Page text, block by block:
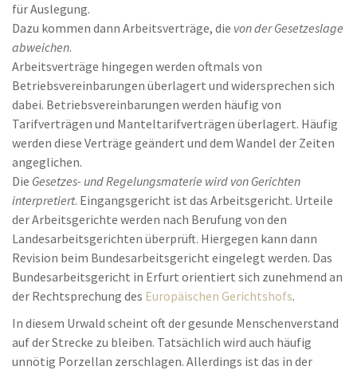
für Auslegung.
Dazu kommen dann Arbeitsverträge, die von der Gesetzeslage
abweichen.
Arbeitsverträge hingegen werden oftmals von
Betriebsvereinbarungen überlagert und widersprechen sich
dabei. Betriebsvereinbarungen werden häufig von
Tarifverträgen und Manteltarifverträgen überlagert. Häufig
werden diese Verträge geändert und dem Wandel der Zeiten
angeglichen.
Die Gesetzes- und Regelungsmaterie wird von Gerichten
interpretiert. Eingangsgericht ist das Arbeitsgericht. Urteile
der Arbeitsgerichte werden nach Berufung von den
Landesarbeitsgerichten überprüft. Hiergegen kann dann
Revision beim Bundesarbeitsgericht eingelegt werden. Das
Bundesarbeitsgericht in Erfurt orientiert sich zunehmend an
der Rechtsprechung des Europäischen Gerichtshofs.
In diesem Urwald scheint oft der gesunde Menschenverstand
auf der Strecke zu bleiben. Tatsächlich wird auch häufig
unnötig Porzellan zerschlagen. Allerdings ist das in der